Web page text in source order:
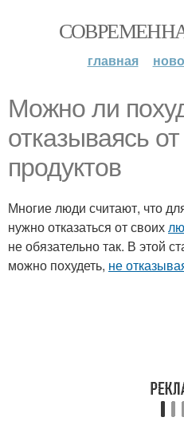
главная
Можно ли
отказываясь
продуктов
Многие люди считают, что
нужно отказаться от своих
не обязательно так. В этой
можно похудеть, не